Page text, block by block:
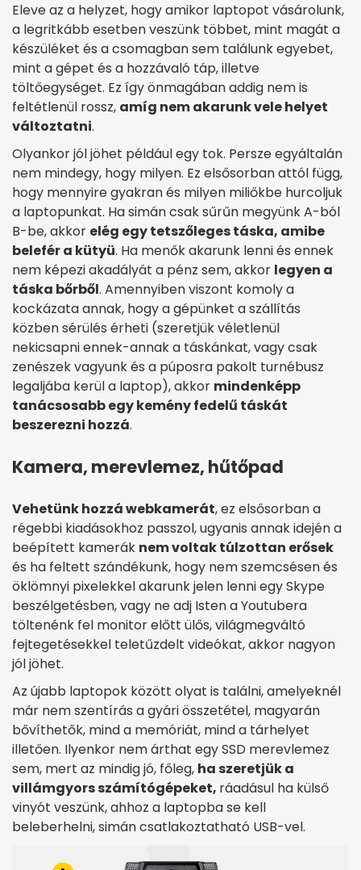
Eleve az a helyzet, hogy amikor laptopot vásárolunk,
a legritkább esetben veszünk többet, mint magát a
készüléket és a csomagban sem találunk egyebet,
mint a gépet és a hozzávaló táp, illetve
töltőegységet. Ez így önmagában addig nem is
feltétlenül rossz, amíg nem akarunk vele helyet
változtatni.
Olyankor jól jöhet például egy tok. Persze egyáltalán
nem mindegy, hogy milyen. Ez elsősorban attól függ,
hogy mennyire gyakran és milyen miliőkbe hurcoljuk
a laptopunkat. Ha simán csak sűrűn megyünk A-ból
B-be, akkor elég egy tetszőleges táska, amibe
belefér a kütyü. Ha menők akarunk lenni és ennek
nem képezi akadályát a pénz sem, akkor legyen a
táska bőrből. Amennyiben viszont komoly a
kockázata annak, hogy a gépünket a szállítás
közben sérülés érheti (szeretjük véletlenül
nekicsapni ennek-annak a táskánkat, vagy csak
zenészek vagyunk és a púposra pakolt turnébusz
legaljába kerül a laptop), akkor mindenképp
tanácsosabb egy kemény fedelű táskát
beszerezni hozzá.
Kamera, merevlemez, hűtőpad
Vehetünk hozzá webkamerát, ez elsősorban a
régebbi kiadásokhoz passzol, ugyanis annak idején a
beépített kamerák nem voltak túlzottan erősek
és ha feltett szándékunk, hogy nem szemcsésen és
öklömnyi pixelekkel akarunk jelen lenni egy Skype
beszélgetésben, vagy ne adj Isten a Youtubera
töltenénk fel monitor előtt ülős, világmegváltó
fejtegetésekkel teletűzdelt videókat, akkor nagyon
jól jöhet.
Az újabb laptopok között olyat is találni, amelyeknél
már nem szentírás a gyári összetétel, magyarán
bővíthetők, mind a memóriát, mind a tárhelyet
illetően. Ilyenkor nem árthat egy SSD merevlemez
sem, mert az mindig jó, főleg, ha szeretjük a
villámgyors számítógépeket, ráadásul ha külső
vinyót veszünk, ahhoz a laptopba se kell
beleberhelni, simán csatlakoztatható USB-vel.